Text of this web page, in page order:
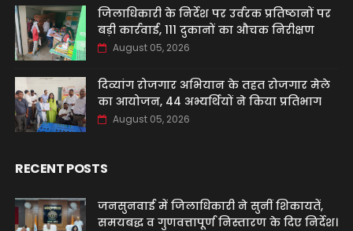
जिलाधिकारी के निर्देश पर उर्वरक प्रतिष्ठानों पर
बड़ी कार्रवाई, 111 दुकानों का औचक निरीक्षण
August 05, 2026
दिव्यांग रोजगार अभियान के तहत रोजगार मेले
का आयोजन, 44 अभ्यर्थियों ने किया प्रतिभाग
August 05, 2026
RECENT POSTS
जनसुनवाई में जिलाधिकारी ने सुनीं शिकायतें,
समयबद्ध व गुणवत्तापूर्ण निस्तारण के दिए निर्देश।